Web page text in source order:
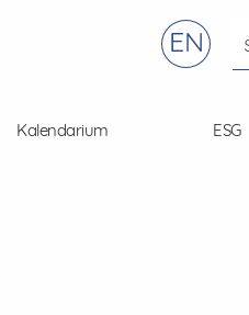
EN
Kalendarium ESG